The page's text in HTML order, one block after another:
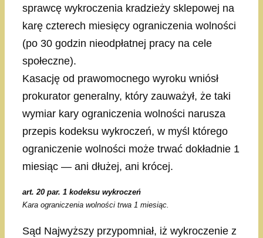
sprawcę wykroczenia kradzieży sklepowej na
karę czterech miesięcy ograniczenia wolności
(po 30 godzin nieodpłatnej pracy na cele
społeczne).
Kasację od prawomocnego wyroku wniósł
prokurator generalny, który zauważył, że taki
wymiar kary ograniczenia wolności narusza
przepis kodeksu wykroczeń, w myśl którego
ograniczenie wolności może trwać dokładnie 1
miesiąc — ani dłużej, ani krócej.
art. 20 par. 1 kodeksu wykroczeń
Kara ograniczenia wolności trwa 1 miesiąc.
Sąd Najwyższy przypomniał, iż wykroczenie z